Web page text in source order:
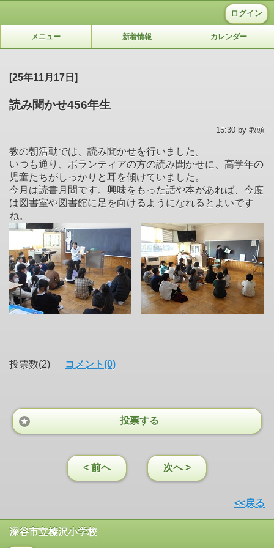
ログイン
メニュー 新着情報 カレンダー
[25年11月17日]
読み聞かせ456年生
15:30 by 教頭
教の朝活動では、読み聞かせを行いました。
いつも通り、ボランティアの方の読み聞かせに、高学年の
児童たちがしっかりと耳を傾けていました。
今月は読書月間です。興味をもった話や本があれば、今度
は図書室や図書館に足を向けるようになれるとよいです
ね。
投票数(2) コメント(0)
投票する
< 前へ 次へ >
<<戻る
深谷市立榛沢小学校